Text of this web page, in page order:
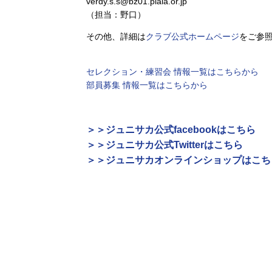
（担当：野口）
その他、詳細はクラブ公式ホームページをご参
セレクション・練習会 情報一覧はこちらから
部員募集 情報一覧はこちらから
＞＞ジュニサカ公式facebookはこちら
＞＞ジュニサカ公式Twitterはこちら
＞＞ジュニサカオンラインショップはこち